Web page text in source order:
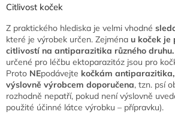
Citlivost koček
Z praktického hlediska je velmi vhodné
které je výrobek určen. Zejména u koček je
citlivostí na antiparazitika různého druhu.
určené pro léčbu ektoparazitóz jsou pro
Proto NEpodávejte kočkám
výslovně výrobcem doporučena, tzn. psí
rozhodně nepatří, pokud není výslovně
použité účinné látce výrobku – přípravku).